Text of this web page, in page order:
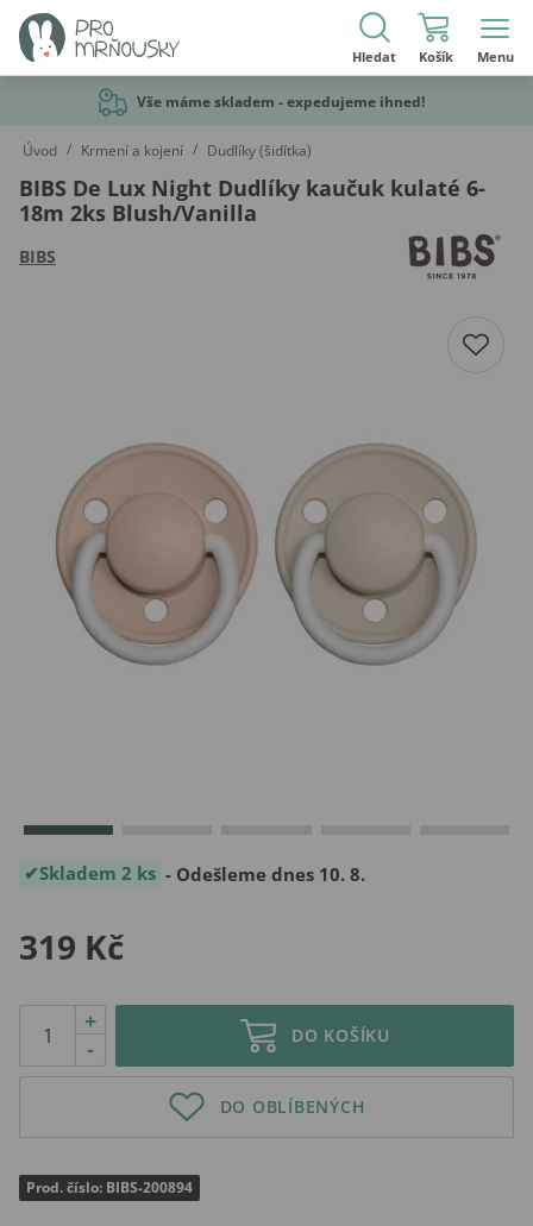
Hledat Košík Menu
Vše máme skladem - expedujeme ihned!
Úvod / Krmení a kojení / Dudlíky (šidítka)
BIBS De Lux Night Dudlíky kaučuk kulaté 6-
18m 2ks Blush/Vanilla
BIBS
Skladem 2 ks - Odešleme dnes 10. 8.
319 Kč
-
+
DO KOŠÍKU
DO OBLÍBENÝCH
Prod. číslo: BIBS-200894